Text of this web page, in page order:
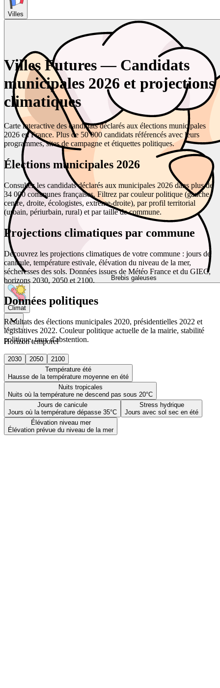
Villes
Brebis galeuses
Climat
Horizon temporel
2030 2050
2100
Température été
Hausse de la température moyenne en été
Nuits tropicales
Nuits où la température ne descend pas sous 20°C
Jours de canicule
Jours où la température dépasse 35°C
Stress hydrique
Jours avec sol sec en été
Élévation niveau mer
Élévation prévue du niveau de la mer
Villes Futures — Candidats
municipales 2026 et projections
climatiques
Carte interactive des candidats déclarés aux élections municipales
2026 en France. Plus de 50 000 candidats référencés avec leurs
programmes, sites de campagne et étiquettes politiques.
Élections municipales 2026
Consultez les candidats déclarés aux municipales 2026 dans plus de
34 000 communes françaises. Filtrez par couleur politique (gauche,
centre, droite, écologistes, extrême-droite), par profil territorial
(urbain, périurbain, rural) et par taille de commune.
Projections climatiques par commune
Découvrez les projections climatiques de votre commune : jours de
canicule, température estivale, élévation du niveau de la mer,
sécheresses des sols. Données issues de Météo France et du GIEC,
horizons 2030, 2050 et 2100.
Données politiques
Résultats des élections municipales 2020, présidentielles 2022 et
législatives 2022. Couleur politique actuelle de la mairie, stabilité
politique, taux d'abstention.